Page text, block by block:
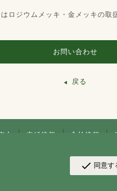
ロジウムメッキ・金メッキの
お問い合わせ
戻る
© Copyright by NAKAGAWA
check 同意す